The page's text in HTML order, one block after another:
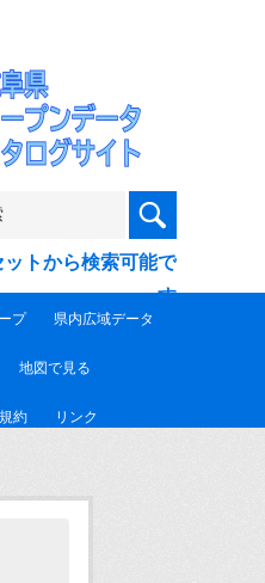
トから検索可能で
す
プ 県内広域データ
地図で見る
約 リンク